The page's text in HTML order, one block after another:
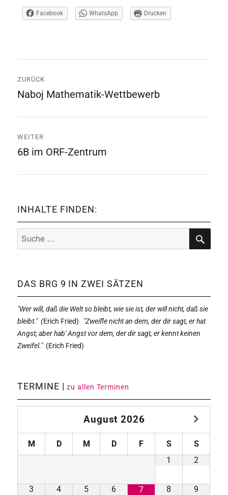
Facebook WhatsApp Drucken
Navigation
ZURÜCK
Vorheriger
Naboj Mathematik-Wettbewerb
WEITER
Nächster
6B im ORF-Zentrum
INHALTE FINDEN:
Suche
nach:
SUCHE
DAS BRG 9 IN ZWEI SÄTZEN
"Wer will, daß die Welt so bleibt, wie sie ist, der will nicht, daß sie
bleibt." (Erich Fried)
"Zweifle nicht an dem, der dir sagt, er hat
Angst; aber hab' Angst vor dem, der dir sagt, er kennt keinen
Zweifel."(Erich Fried)
TERMINE |zu allen Terminen
August 2026
M D M D F S
S
1
2
3 4 5 6 7 8 9